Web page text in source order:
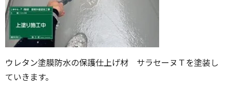
ウレタン塗膜防水の保護仕上げ材 サラセーヌＴを塗装し
ていきます。